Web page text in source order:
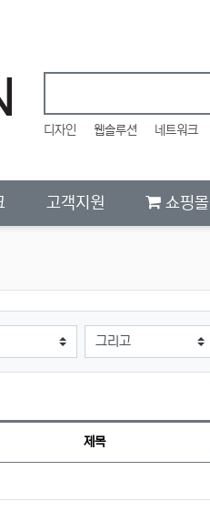
디자인 웹솔루션 네트워크
고객지원 쇼핑몰
제목